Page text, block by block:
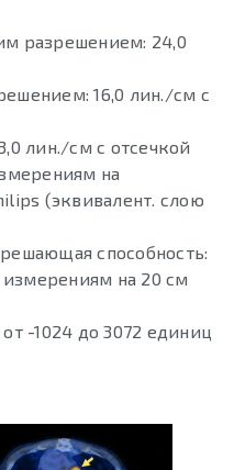
разрешением: 24,0
16,0 лин./см с
лин./см с отсечкой
на
(эквивалент. слою
способность:
измерениям на 20 см
-1024 до 3072 единиц